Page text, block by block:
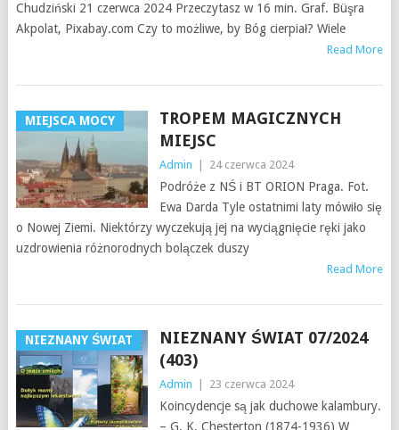
Chudziński 21 czerwca 2024 Przeczytasz w 16 min. Graf. Büşra
Akpolat, Pixabay.com Czy to możliwe, by Bóg cierpiał? Wiele
Read More
MIEJSCA MOCY
TROPEM MAGICZNYCH
MIEJSC
Admin 24 czerwca 2024
Podróże z NŚ i BT ORION Praga. Fot.
Ewa Darda Tyle ostatnimi laty mówiło się
o Nowej Ziemi. Niektórzy wyczekują jej na wyciągnięcie ręki jako
uzdrowienia różnorodnych bolączek duszy
Read More
NIEZNANY ŚWIAT
NIEZNANY ŚWIAT 07/2024
(403)
Admin 23 czerwca 2024
Koincydencje są jak duchowe kalambury.
– G. K. Chesterton (1874-1936) W